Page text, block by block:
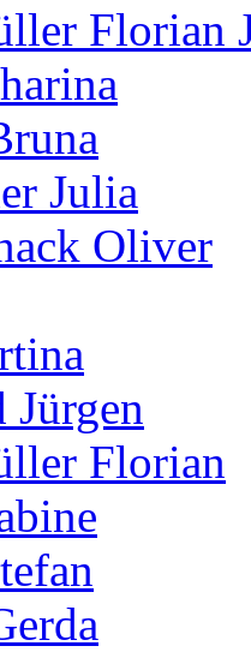
Florian
Julia
Oliver
Jürgen
Florian